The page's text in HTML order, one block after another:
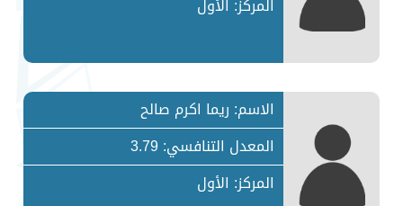
المركز: الأول
الاسم: ريما اكرم صالح
المعدل التنافسي: 3.79
المركز: الأول